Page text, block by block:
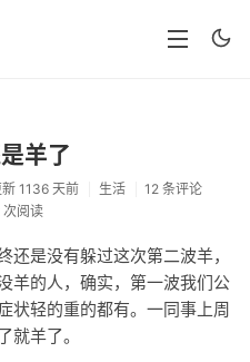
程
羊了
1136 天前 生活
12 条评论
阅读
是没有躲过这次第二波羊，
羊的人，确实，第一波我们公
状轻的重的都有。一同事上周
就羊了。